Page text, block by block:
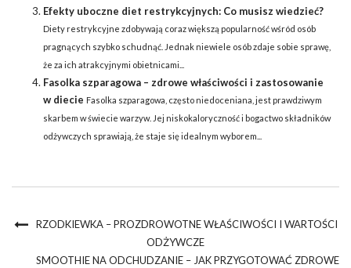
Efekty uboczne diet restrykcyjnych: Co musisz wiedzieć?
Diety restrykcyjne zdobywają coraz większą popularność wśród osób
pragnących szybko schudnąć. Jednak niewiele osób zdaje sobie sprawę,
że za ich atrakcyjnymi obietnicami...
Fasolka szparagowa – zdrowe właściwości i zastosowanie
w diecie Fasolka szparagowa, często niedoceniana, jest prawdziwym
skarbem w świecie warzyw. Jej niskokaloryczność i bogactwo składników
odżywczych sprawiają, że staje się idealnym wyborem...
RZODKIEWKA – PROZDROWOTNE WŁAŚCIWOŚCI I WARTOŚCI
ODŻYWCZE
SMOOTHIE NA ODCHUDZANIE – JAK PRZYGOTOWAĆ ZDROWE